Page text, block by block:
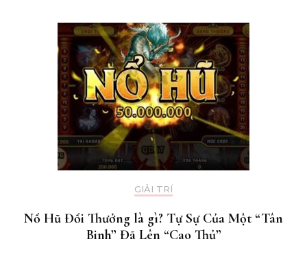
GIẢI TRÍ
Nổ Hũ Đổi Thưởng là gì? Tự Sự Của Một “Tân
Binh” Đã Lên “Cao Thủ”